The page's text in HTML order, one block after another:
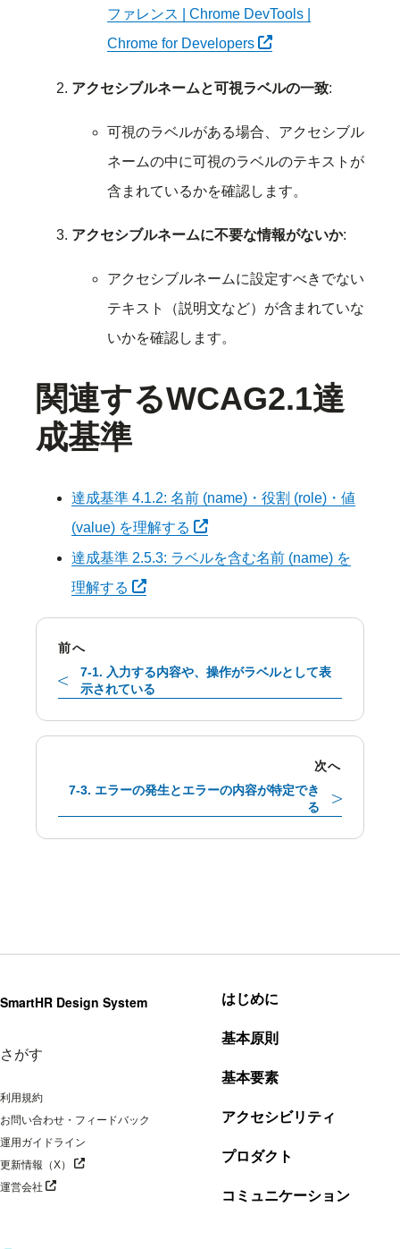
ファレンス | Chrome DevTools |
Chrome for Developers
アクセシブルネームと可視ラベルの一致:
可視のラベルがある場合、アクセシブル
ネームの中に可視のラベルのテキストが
含まれているかを確認します。
アクセシブルネームに不要な情報がないか:
アクセシブルネームに設定すべきでない
テキスト（説明文など）が含まれていな
いかを確認します。
関連するWCAG2.1達
成基準
達成基準 4.1.2: 名前 (name)・役割 (role)・値
(value) を理解する
達成基準 2.5.3: ラベルを含む名前 (name) を
理解する
前へ
7-1. 入力する内容や、操作がラベルとして表
示されている
次へ
7-3. エラーの発生とエラーの内容が特定でき
る
SmartHR Design System
さがす
利用規約
お問い合わせ・フィードバック
運用ガイドライン
更新情報（X）
別タブで開く
運営会社
別タブで開く
はじめに
基本原則
基本要素
アクセシビリティ
プロダクト
コミュニケーション